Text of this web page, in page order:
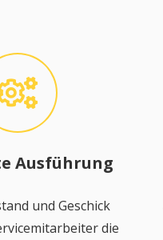
Ausführung
und Geschick
die